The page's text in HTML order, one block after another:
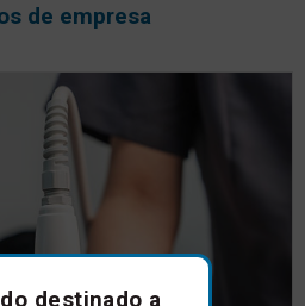
de empresa
destinado a